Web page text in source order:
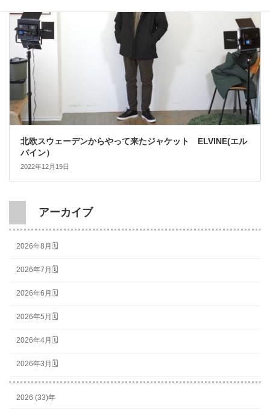
北欧スウェーデンからやって来たジャケット ELVINE(エル
バイン）
2022年12月19日
アーカイブ
2026年8月🗓
2026年7月🗓
2026年6月🗓
2026年5月🗓
2026年4月🗓
2026年3月🗓
2026 (33)年